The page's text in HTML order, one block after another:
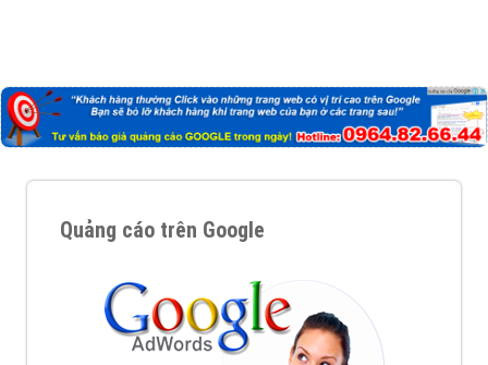
Quảng cáo trên Google